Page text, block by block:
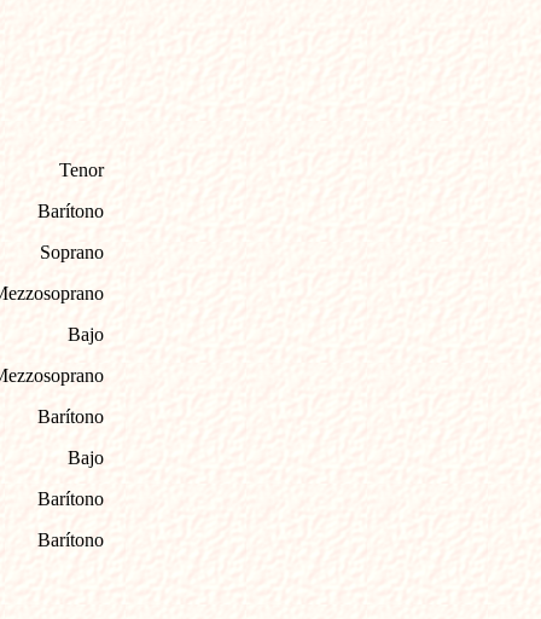
Tenor
Barítono
Soprano
Bajo
Barítono
Bajo
Barítono
Barítono